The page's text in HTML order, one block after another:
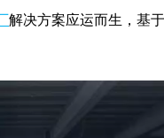
解决方案应运而生，基